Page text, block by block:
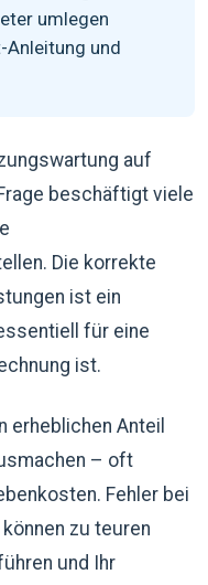
umlegen
und
auf
beschäftigt viele
Die korrekte
ist ein
für eine
ist.
erheblichen Anteil
– oft
Fehler bei
zu teuren
und Ihr